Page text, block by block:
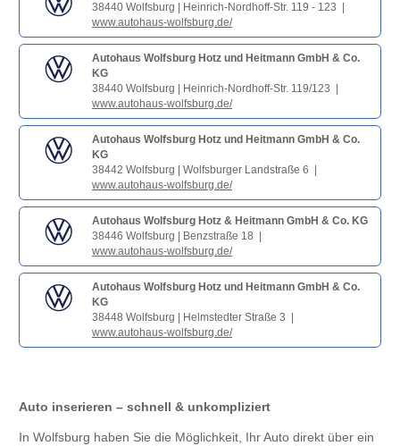
38440 Wolfsburg | Heinrich-Nordhoff-Str. 119 - 123 |
www.autohaus-wolfsburg.de/
Autohaus Wolfsburg Hotz und Heitmann GmbH & Co.
KG
38440 Wolfsburg | Heinrich-Nordhoff-Str. 119/123 |
www.autohaus-wolfsburg.de/
Autohaus Wolfsburg Hotz und Heitmann GmbH & Co.
KG
38442 Wolfsburg | Wolfsburger Landstraße 6 |
www.autohaus-wolfsburg.de/
Autohaus Wolfsburg Hotz & Heitmann GmbH & Co. KG
38446 Wolfsburg | Benzstraße 18 |
www.autohaus-wolfsburg.de/
Autohaus Wolfsburg Hotz und Heitmann GmbH & Co.
KG
38448 Wolfsburg | Helmstedter Straße 3 |
www.autohaus-wolfsburg.de/
Auto inserieren – schnell & unkompliziert
In Wolfsburg haben Sie die Möglichkeit, Ihr Auto direkt über ein